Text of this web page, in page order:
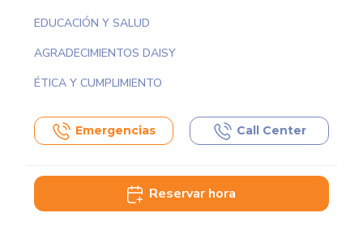
EDUCACIÓN Y SALUD
AGRADECIMIENTOS DAISY
ÉTICA Y CUMPLIMIENTO
Emergencias Call Center
Reservar hora